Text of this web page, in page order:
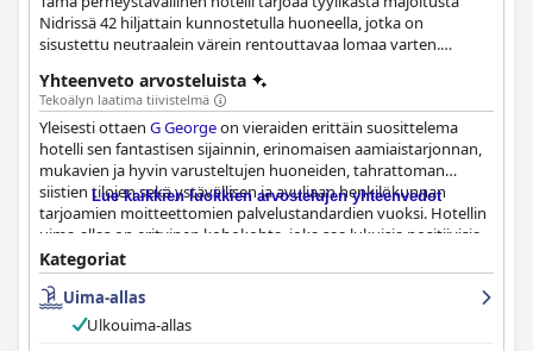
Nidrissä 42 hiljattain kunnostetulla huoneella, jotka on
sisustettu neutraalein värein rentouttavaa lomaa varten.
allas, toinen matalampi uima-allas lapsille, ravintola ja
pysäköintialue.
Yhteenveto arvosteluista
Tekoälyn laatima tiivistelmä
Yleisesti ottaen G Georgeon vieraiden erittäin suosittelema
hotelli sen fantastisen sijainnin, erinomaisen aamiaistarjonnan,
mukavien ja hyvin varusteltujen huoneiden, tahrattoman
siistien tilojen sekä ystävällisen ja avuliaan henkilökunnan
tarjoamien moitteettomien palvelustandardien vuoksi. Hotellin
uima-allas on erityinen kohokohta, joka saa lukuisia positiivisia
kommentteja, samoin kuin sen läheisyys rantaan ja
monenlaisiin paikallisiin palveluihin. Vaikka esiin nousi
muutamia huolenaiheita vanhentuneesta sisustuksesta,
siisteysongelmista ja rajoitetusta aamiaisvalikoimasta, ne olivat
Lue kaikkien luokkien arvostelujen yhteenvedot
Kategoriat
Uima-allas
Ulkouima-allas